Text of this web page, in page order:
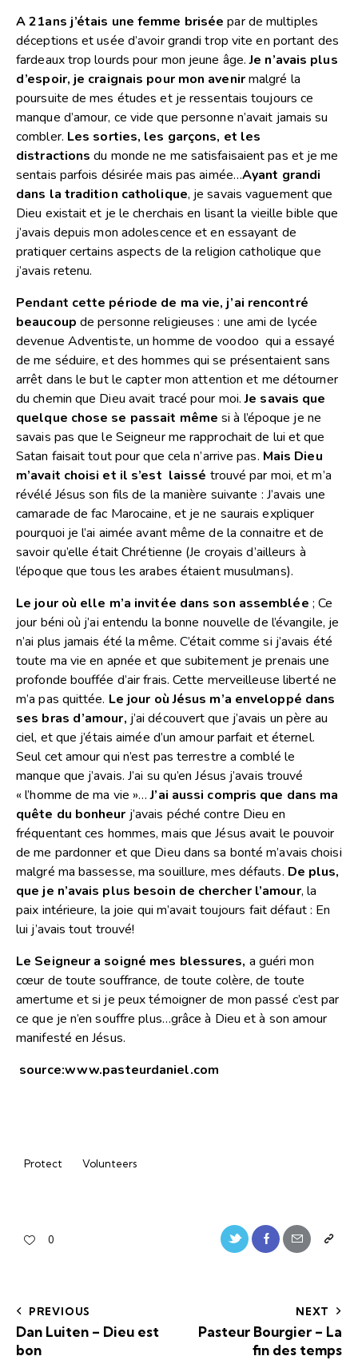
A 21ans j’étais une femme brisée par de multiples
déceptions et usée d’avoir grandi trop vite en portant des
fardeaux trop lourds pour mon jeune âge.Je n’avais plus
d’espoir, je craignais pour mon avenirmalgré la
poursuite de mes études et je ressentais toujours ce
manque d’amour, ce vide que personne n’avait jamais su
combler. Les sorties, les garçons, et les
distractions du monde ne me satisfaisaient pas et je me
sentais parfois désirée mais pas aimée…Ayant grandi
dans la tradition catholique, je savais vaguement que
Dieu existait et je le cherchais en lisant la vieille bible que
j’avais depuis mon adolescence et en essayant de
pratiquer certains aspects de la religion catholique que
j’avais retenu.
Pendant cette période de ma vie, j’ai rencontré
beaucoup de personne religieuses : une ami de lycée
devenue Adventiste, un homme de voodoo qui a essayé
de me séduire, et des hommes qui se présentaient sans
arrêt dans le but le capter mon attention et me détourner
du chemin que Dieu avait tracé pour moi.Je savais que
quelque chose se passait même si à l’époque je ne
savais pas que le Seigneur me rapprochait de lui et que
Satan faisait tout pour que cela n’arrive pas. Mais Dieu
m’avait choisi et il s’est laissé trouvé par moi, et m’a
révélé Jésus son fils de la manière suivante : J’avais une
camarade de fac Marocaine, et je ne saurais expliquer
pourquoi je l’ai aimée avant même de la connaitre et de
savoir qu’elle était Chrétienne (Je croyais d’ailleurs à
l’époque que tous les arabes étaient musulmans).
Le jour où elle m’a invitée dans son assemblée ; Ce
jour béni où j’ai entendu la bonne nouvelle de l’évangile, je
n’ai plus jamais été la même. C’était comme si j’avais été
toute ma vie en apnée et que subitement je prenais une
profonde bouffée d’air frais. Cette merveilleuse liberté ne
m’a pas quittée. Le jour où Jésus m’a enveloppé dans
ses bras d’amour, j’ai découvert que j’avais un père au
ciel, et que j’étais aimée d’un amour parfait et éternel.
Seul cet amour qui n’est pas terrestre a comblé le
manque que j’avais. J’ai su qu’en Jésus j’avais trouvé
« l’homme de ma vie »…J’ai aussi compris que dans ma
quête du bonheur j’avais péché contre Dieu en
fréquentant ces hommes, mais que Jésus avait le pouvoir
de me pardonner et que Dieu dans sa bonté m’avais choisi
malgré ma bassesse, ma souillure, mes défauts. De plus,
que je n’avais plus besoin de chercher l’amour, la
paix intérieure, la joie qui m’avait toujours fait défaut : En
lui j’avais tout trouvé!
Le Seigneur a soigné mes blessures, a guéri mon
cœur de toute souffrance, de toute colère, de toute
amertume et si je peux témoigner de mon passé c’est par
ce que je n’en souffre plus…grâce à Dieu et à son amour
manifesté en Jésus.
source:www.pasteurdaniel.com
Protect Volunteers
0
PREVIOUS
Dan Luiten – Dieu est
bon
NEXT
Pasteur Bourgier – La
fin des temps